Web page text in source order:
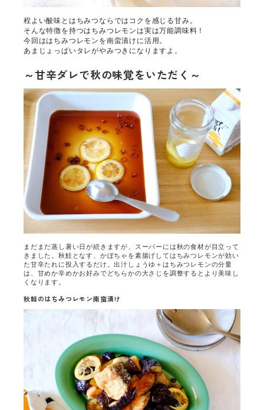
程よい酸味とはちみつならではコクを感じる甘み。
そんな特徴を持つはちみつレモンは実は万能調味料！
今回ははちみつレモンを南蛮漬けに活用。
あまじょっぱいタレがやみつきになりますよ。
～甘辛ダレで秋の味覚をいただく～
まだまだ蒸し暑い日が続きますが、スーパーには秋の食材が目立って
きました。秋鮭となす、かぼちゃを素揚げしてはちみつレモンが効い
た甘辛たれに投入するだけ。出汁しょうゆ＋はちみつレモンの分量
は、甘めか辛めかお好みでどちらかの大さじを調整するとより美味し
くなります。
秋鮭のはちみつレモン南蛮漬け